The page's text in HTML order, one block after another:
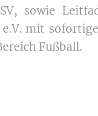
sowie
e.V. mit
Fußball.